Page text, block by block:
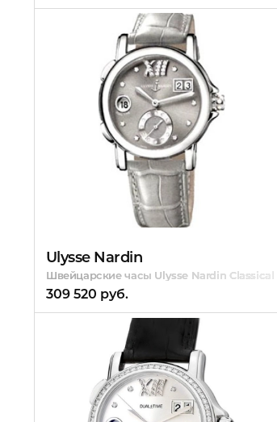
Ulysse Nardin
Швейцарские часы Ulysse Nardin Classical
309 520 руб.